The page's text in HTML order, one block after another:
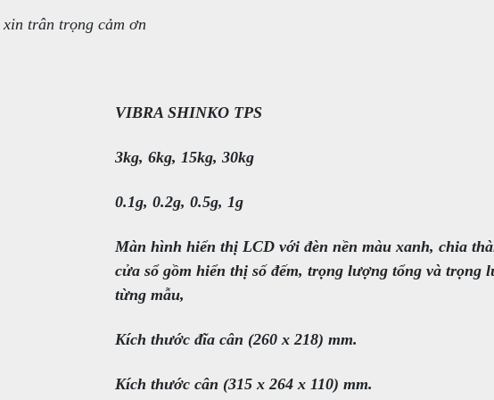
xin trân trọng cảm ơn
VIBRA SHINKO TPS
3kg, 6kg, 15kg, 30kg
0.1g, 0.2g, 0.5g, 1g
Màn hình hiển thị LCD với đèn nền màu xanh, chia
cửa sổ gồm hiển thị số đếm, trọng lượng tổng và trọng
từng mẫu,
Kích thước đĩa cân (260 x 218) mm.
Kích thước cân (315 x 264 x 110) mm.